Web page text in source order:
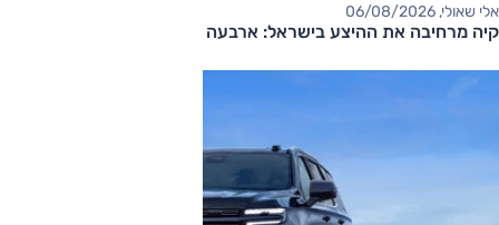
אלי שאולי, 06/08/2026
קיה מרחיבה את ההיצע בישראל: ארבעה דגמים חדשים בדרך